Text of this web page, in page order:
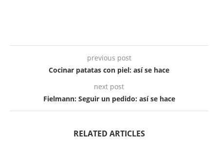
previous post
Cocinar patatas con piel: así se hace
next post
Fielmann: Seguir un pedido: así se hace
RELATED ARTICLES